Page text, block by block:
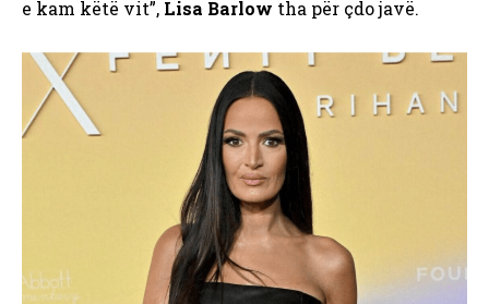
e kam këtë vit”, Lisa Barlow tha për çdo javë.